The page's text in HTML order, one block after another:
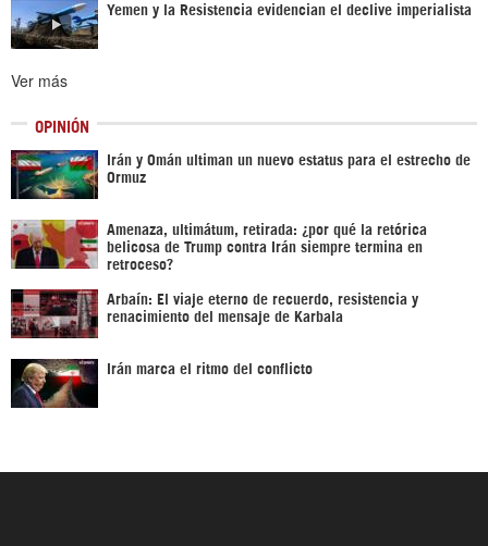
Yemen y la Resistencia evidencian el declive imperialista
Ver más
OPINIÓN
Irán y Omán ultiman un nuevo estatus para el estrecho de
Ormuz
Amenaza, ultimátum, retirada: ¿por qué la retórica
belicosa de Trump contra Irán siempre termina en
retroceso?
Arbaín: El viaje eterno de recuerdo, resistencia y
renacimiento del mensaje de Karbala
Irán marca el ritmo del conflicto